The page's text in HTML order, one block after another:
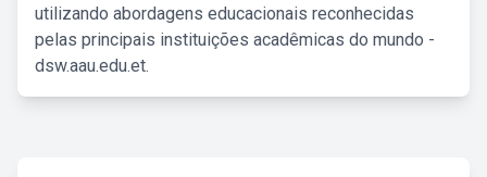
utilizando abordagens educacionais reconhecidas
pelas principais instituições acadêmicas do mundo -
dsw.aau.edu.et.